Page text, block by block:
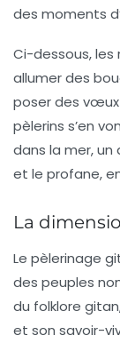
des moments
Ci-dessous, les
allumer des
poser des vœux
pèlerins s’en
dans la mer, un
et le profane,
La
Le pèlerinage
des peuples
du folklore
et son savoir-